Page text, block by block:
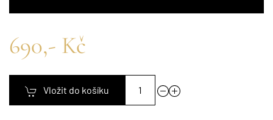
690,- Kč
Vložit do košíku